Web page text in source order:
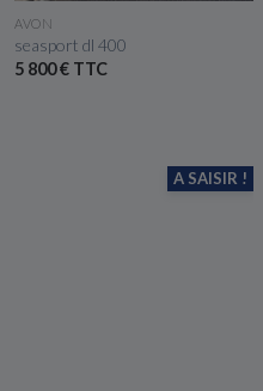
AVON
seasport dl 400
5 800 € TTC
A SAISIR !